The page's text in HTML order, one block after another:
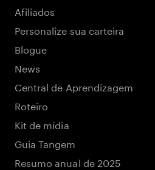
Afiliados
Personalize sua carteira
Blogue
News
Central de Aprendizagem
Roteiro
Kit de mídia
Guia Tangem
Resumo anual de 2025